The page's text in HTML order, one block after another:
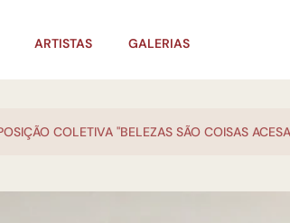
ARTISTAS GALERIAS
COLETIVA "BELEZAS SÃO COISAS